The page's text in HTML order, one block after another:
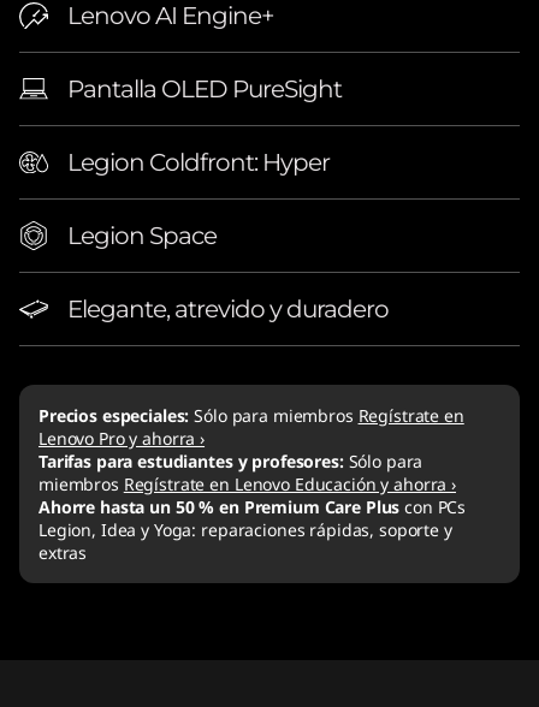
Lenovo AI Engine+
Pantalla OLED PureSight
Legion Coldfront: Hyper
Legion Space
Elegante, atrevido y duradero
Precios especiales:Sólo para miembros Regístrate en
Lenovo Pro y ahorra ›
Tarifas para estudiantes y profesores: Sólo para
miembros Regístrate en Lenovo Educación y ahorra ›
Ahorre hasta un 50 % en Premium Care Plus con PCs
Legion, Idea y Yoga: reparaciones rápidas, soporte y
extras